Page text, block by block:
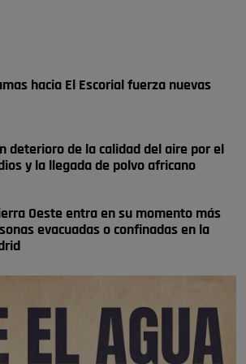
| El comisario de la …
de verdad le importe la seguridad de Pozuelo
hacia El Escorial fuerza nuevas
deterioro de la calidad del aire por el
y la llegada de polvo africano
Oeste entra en su momento más
evacuadas o confinadas en la